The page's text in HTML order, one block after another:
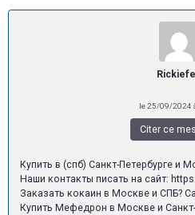
le 25/09/2024
Citer ce
Купить в (спб) Санкт-Петербурге и
Наши контакты писать на сайт:
Заказать кокаин в Москве и СПБ?
Купить Мефедрон в Москве и Санкт-